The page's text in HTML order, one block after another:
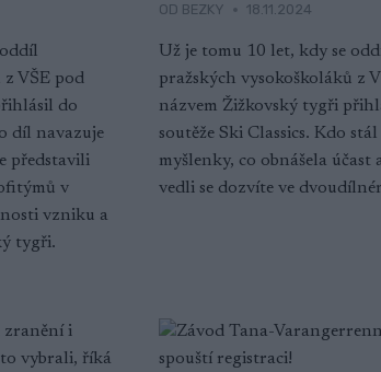
VŠE pod
do
díl navazuje
představili
v
vzniku a
tygři.
OD BEZKY 18.11.2024
Už je tomu 10 let, kdy se
pražských vysokoškoláků z
názvem Žižkovský tygři
soutěže Ski Classics. Kdo
myšlenky, co obnášela účast
vedli se dozvíte ve